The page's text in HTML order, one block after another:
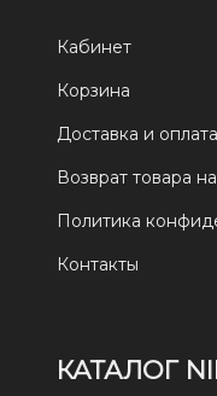
Кабинет
Корзина
Доставка и оплата
Возврат товара
Политика
Контакты
КАТАЛОГ